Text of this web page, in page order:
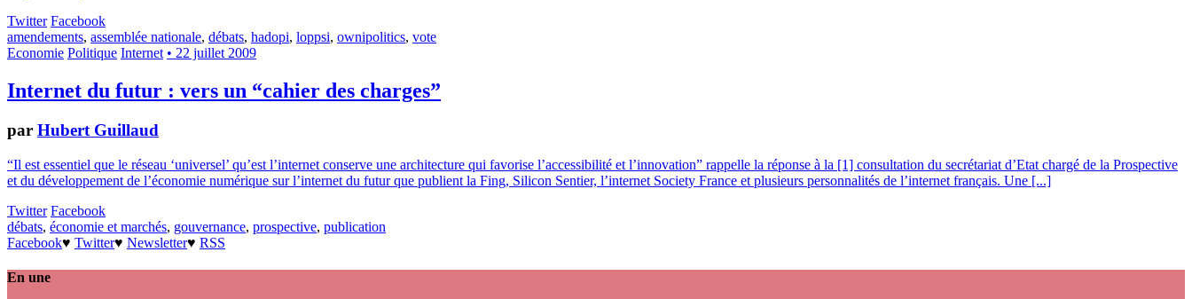
Twitter Facebook
amendements, assemblée nationale, débats, hadopi, loppsi, ownipolitics, vote
Economie Politique Internet • 22 juillet 2009
Internet du futur : vers un “cahier des charges”
par Hubert Guillaud
“Il est essentiel que le réseau ‘universel’ qu’est l’internet conserve une architecture qui favorise l’accessibilité et l’innovation” rappelle la réponse à la [1] consultation du secrétariat d’Etat chargé de la Prospective
et du développement de l’économie numérique sur l’internet du futur que publient la Fing, Silicon Sentier, l’internet Society France et plusieurs personnalités de l’internet français. Une [...]
Twitter Facebook
débats, économie et marchés, gouvernance, prospective, publication
Facebook♥ Twitter♥ Newsletter♥ RSS
En une